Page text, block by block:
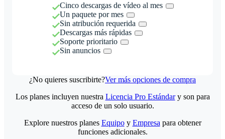
Cinco descargas de vídeo al mes
Un paquete por mes
Sin atribución requerida
Descargas más rápidas
Soporte prioritario
Sin anuncios
¿No quieres suscribirte?Ver más opciones de compra
Los planes incluyen nuestra Licencia Pro Estándary son para
acceso de un solo usuario.
Explore nuestros planes Equipoy Empresa para obtener
funciones adicionales.